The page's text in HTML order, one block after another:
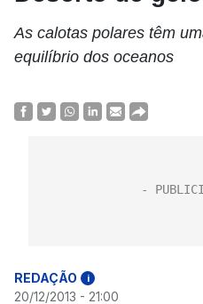
As calotas polares têm
equilíbrio dos oceanos
REDAÇÃO i
20/12/2013 - 21:00